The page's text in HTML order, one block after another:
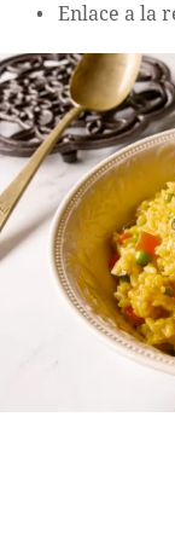
Enlace a la